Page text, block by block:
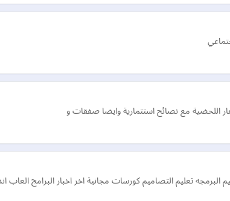
اللحضية مع نصائح استتمارية وايضا صفقات و
تعليم التصاميم كورسات مجانية اخر اخبار البرامج العاب